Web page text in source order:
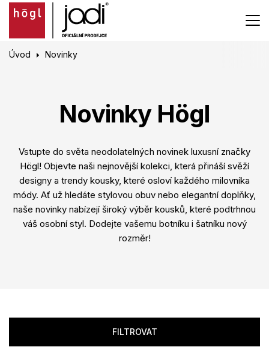
Úvod Novinky
Novinky Högl
Vstupte do světa neodolatelných novinek luxusní značky
Högl! Objevte naši nejnovější kolekci, která přináší svěží
designy a trendy kousky, které osloví každého milovníka
módy. Ať už hledáte stylovou obuv nebo elegantní doplňky,
naše novinky nabízejí široký výběr kousků, které podtrhnou
váš osobní styl. Dodejte vašemu botníku i šatníku nový
rozměr!
FILTROVAT